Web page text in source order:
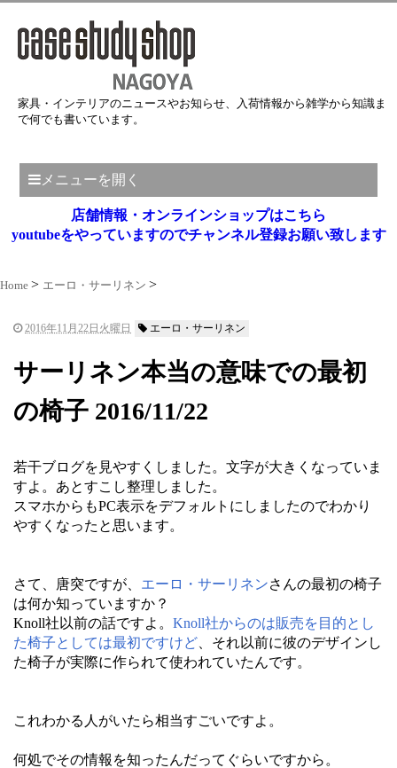
家具・インテリアのニュースやお知らせ、入荷情報から雑学から知識ま
で何でも書いています。
メニューを開く
店舗情報・オンラインショップはこちら
youtubeをやっていますのでチャンネル登録お願い致します
Home エーロ・サーリネン
2016年11月22日火曜日 エーロ・サーリネン
サーリネン本当の意味での最初
の椅子 2016/11/22
若干ブログを見やすくしました。文字が大きくなっていま
すよ。あとすこし整理しました。
スマホからもPC表示をデフォルトにしましたのでわかり
やすくなったと思います。
さて、唐突ですが、 エーロ・サーリネンさんの最初の椅子
は何か知っていますか？
Knoll社以前の話ですよ。 Knoll社からのは販売を目的とし
た椅子としては最初ですけど 、それ以前に彼のデザインし
た椅子が実際に作られて使われていたんです。
これわかる人がいたら相当すごいですよ。
何処でその情報を知ったんだってぐらいですから。